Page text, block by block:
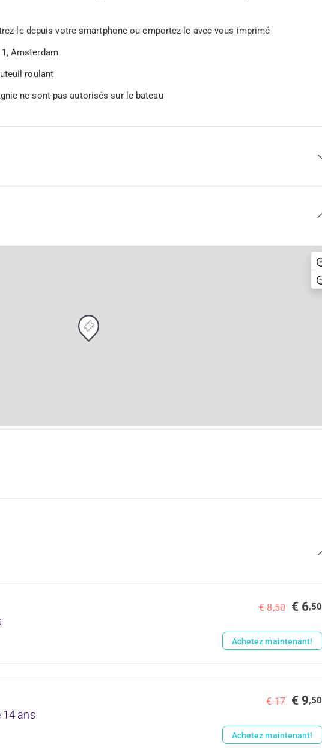
le depuis votre smartphone ou emportez-le avec vous imprimé
Amsterdam
roulant
ne sont pas autorisés sur le bateau
€ 8,50 € 6,50
Achetez maintenant!
14 ans
€ 17 € 9,50
Achetez maintenant!